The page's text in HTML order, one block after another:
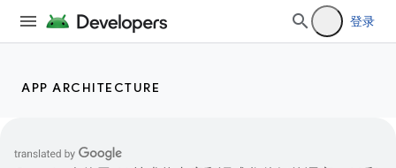
登录
APP ARCHITECTURE